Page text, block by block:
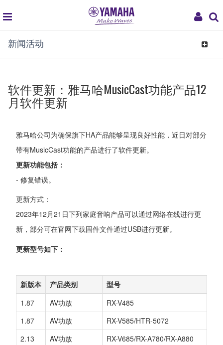
My
global
navigation
新闻活动
Toggle
软件更新：雅马哈MusicCast功能产品12
月软件更新
雅马哈公司为确保旗下HA产品能够呈现良好性能，近日对部分
带有MusicCast功能的产品进行了软件更新。
更新功能包括：
- 修复错误。
更新方式：
2023年12月21日下列家庭音响产品可以通过网络在线进行更
新，部分可在官网下载固件文件通过USB进行更新。
更新型号如下：
新版本 产品类别
型号
1.87
AV功放
RX-V485
1.87
AV功放
RX-V585/HTR-5072
2.13
AV功放
RX-V685/RX-A780/RX-A880